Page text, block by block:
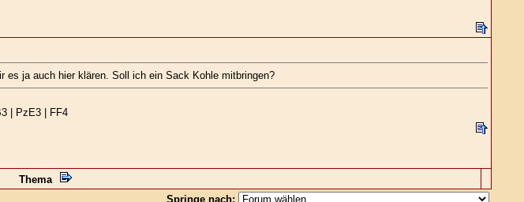
es ja auch hier klären. Soll ich ein Sack Kohle mitbringen?
| PzE3 | FF4
Thema
Springe nach: